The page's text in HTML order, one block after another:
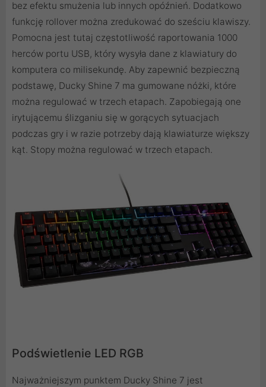
bez efektu smużenia lub innych opóźnień. Dodatkowo
funkcję rollover można zredukować do sześciu klawiszy.
Pomocna jest tutaj częstotliwość raportowania 1000
herców portu USB, który wysyła dane z klawiatury do
komputera co milisekundę. Aby zapewnić bezpieczną
podstawę, Ducky Shine 7 ma gumowane nóżki, które
można regulować w trzech etapach. Zapobiegają one
irytującemu ślizganiu się w gorących sytuacjach
podczas gry i w razie potrzeby dają klawiaturze większy
kąt. Stopy można regulować w trzech etapach.
Podświetlenie LED RGB
Najważniejszym punktem Ducky Shine 7 jest